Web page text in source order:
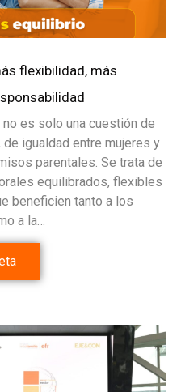
flexibilidad, más
no es solo una cuestión de
de igualdad entre mujeres y
parentales. Se trata de
equilibrados, flexibles
beneficien tanto a los
a la…